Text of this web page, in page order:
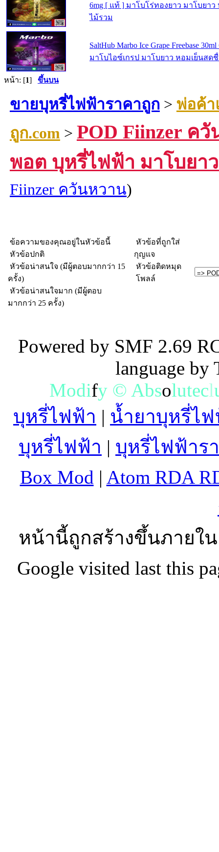
6mg [ แท้ ] มาโบโร่ทองยาว มาโบยา
ไม้รวม
SaltHub Marbo Ice Grape Freebase
มาโบไอซ์เกรป มาโบยาว หอมเย็นสด
หน้า: [1] ขึ้นบน
ขายบุหรี่ไฟฟ้าราคาถูก > พ่อค้า
ถูก.com > POD Fiinzer ค
พอต บุหรี่ไฟฟ้า มาโบยา
Fiinzer ควันหวาน)
ข้อความของคุณอยู่ในหัวข้อนี้
หัวข้อปกติ
หัวข้อน่าสนใจ (มีผู้ตอบมากกว่า 15
ครั้ง)
หัวข้อน่าสนใจมาก (มีผู้ตอบ
มากกว่า 25 ครั้ง)
หัวข้อที่ถูกใส่
กุญแจ
หัวข้อติดหมุด
โพลล์
Powered by SMF 2.69
language
Modify © Absolutecl
บุหรี่ไฟฟ้า | น้ำยาบุหรี่ไ
บุหรี่ไฟฟ้า | บุหรี่ไฟฟ้าร
Box Mod | Atom RDA
หน้านี้ถูกสร้างขึ้นภายใน
Google visited last this